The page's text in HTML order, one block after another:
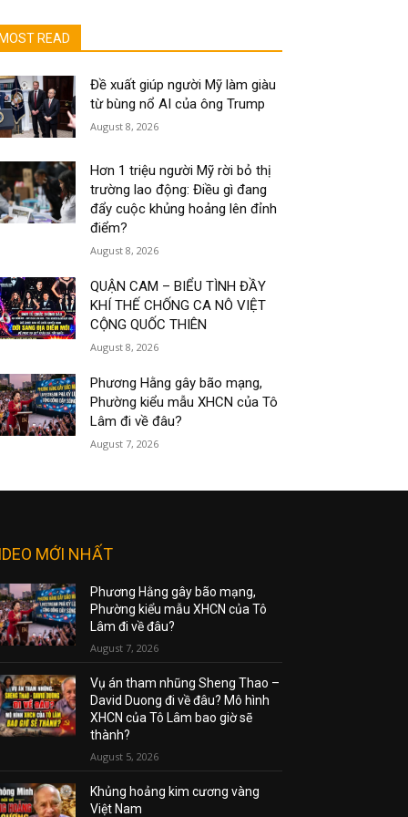
MOST READ
Đề xuất giúp người Mỹ làm giàu
từ bùng nổ AI của ông Trump
August 8, 2026
Hơn 1 triệu người Mỹ rời bỏ thị
trường lao động: Điều gì đang
đẩy cuộc khủng hoảng lên đỉnh
điểm?
August 8, 2026
QUẬN CAM – BIỂU TÌNH ĐẦY
KHÍ THẾ CHỐNG CA NÔ VIỆT
CỘNG QUỐC THIÊN
August 8, 2026
Phương Hằng gây bão mạng,
Phường kiểu mẫu XHCN của Tô
Lâm đi về đâu?
August 7, 2026
MỚI NHẤT
Phương Hằng gây bão mạng,
Phường kiểu mẫu XHCN của Tô
Lâm đi về đâu?
August 7, 2026
Vụ án tham nhũng Sheng Thao –
David Duong đi về đâu? Mô hình
XHCN của Tô Lâm bao giờ sẽ
thành?
August 5, 2026
Khủng hoảng kim cương vàng
Việt Nam